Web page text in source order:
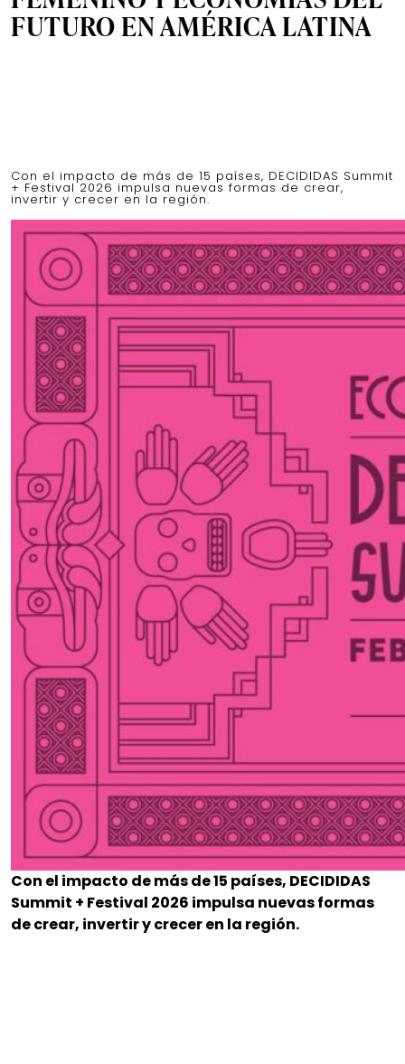
FUTURO EN AMÉRICA LATINA
Con el impacto de más de 15 países, DECIDIDAS Summit
+ Festival 2026 impulsa nuevas formas de crear,
invertir y crecer en la región.
Con el impacto de más de 15 países, DECIDIDAS
Summit + Festival 2026 impulsa nuevas formas
de crear, invertir y crecer en la región.